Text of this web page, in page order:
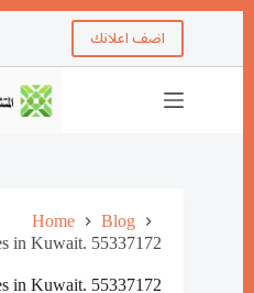
اضف اعلانك
Home
Blog
in Kuwait. 55337172
in Kuwait. 55337172